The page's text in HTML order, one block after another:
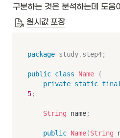
구분하는 것은 분석하는데 도움
원시값 포장
package study. step4;
public class Name {
private static final
5;
String name;
public Name(String